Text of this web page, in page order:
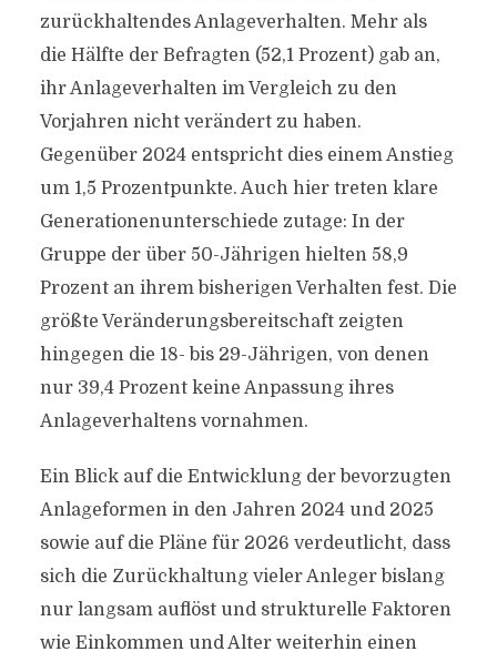
zurückhaltendes Anlageverhalten. Mehr als
die Hälfte der Befragten (52,1 Prozent) gab an,
ihr Anlageverhalten im Vergleich zu den
Vorjahren nicht verändert zu haben.
Gegenüber 2024 entspricht dies einem Anstieg
um 1,5 Prozentpunkte. Auch hier treten klare
Generationenunterschiede zutage: In der
Gruppe der über 50-Jährigen hielten 58,9
Prozent an ihrem bisherigen Verhalten fest. Die
größte Veränderungsbereitschaft zeigten
hingegen die 18- bis 29-Jährigen, von denen
nur 39,4 Prozent keine Anpassung ihres
Anlageverhaltens vornahmen.
Ein Blick auf die Entwicklung der bevorzugten
Anlageformen in den Jahren 2024 und 2025
sowie auf die Pläne für 2026 verdeutlicht, dass
sich die Zurückhaltung vieler Anleger bislang
nur langsam auflöst und strukturelle Faktoren
wie Einkommen und Alter weiterhin einen